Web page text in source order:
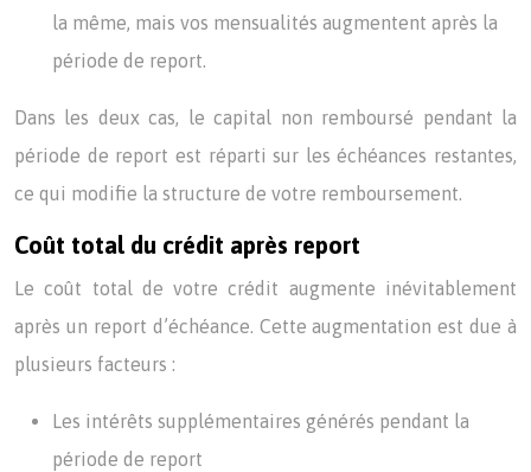
la même, mais vos mensualités augmentent après la
période de report.
Dans les deux cas, le capital non remboursé pendant la
période de report est réparti sur les échéances restantes,
ce qui modifie la structure de votre remboursement.
Coût total du crédit après report
Le coût total de votre crédit augmente inévitablement
après un report d’échéance. Cette augmentation est due à
plusieurs facteurs :
Les intérêts supplémentaires générés pendant la
période de report